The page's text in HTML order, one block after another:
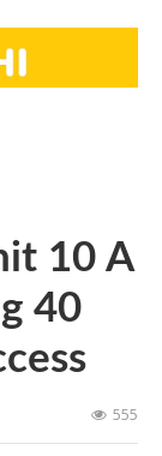
10 A
40
555